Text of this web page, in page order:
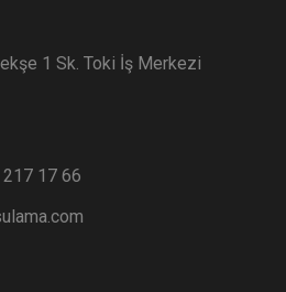
1 Sk. Toki İş Merkezi
17 66